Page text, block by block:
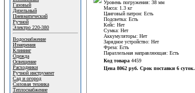
Газовый
Дизельный
Пневматический
Ручной
Электро 220-380
Водоснабжение
Измерения
Клининг
Одежда
Освещение
Расходники
Ручной инструмент
Сад и огород
Силовая техника
Теплоснабжение
Уровень погружения: 38 мм
Масса: 1.3 кг
Цанговый патрон: Есть
Подсветка: Есть
Кейс: Нет
Сумка: Нет
Аккумуляторы: Нет
Зарядное устройство: Нет
Фреза: Есть
Параллельная направляющая: Есть
Код товара 4459
Цена 8062 руб. Срок поставки 6 суток.